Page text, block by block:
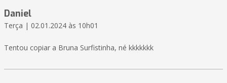
Daniel
Terça | 02.01.2024 às 10h01
Tentou copiar a Bruna Surfistinha, né kkkkkkk